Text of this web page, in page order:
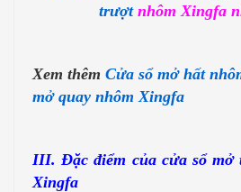
trượt nhôm Xingfa
Xem thêm Cửa sổ mở hất
mở quay nhôm Xingfa
III. Đặc điểm của cửa sổ mở
Xingfa